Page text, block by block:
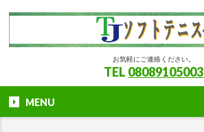
お気軽にご連絡ください。
TEL 08089105003
MENU